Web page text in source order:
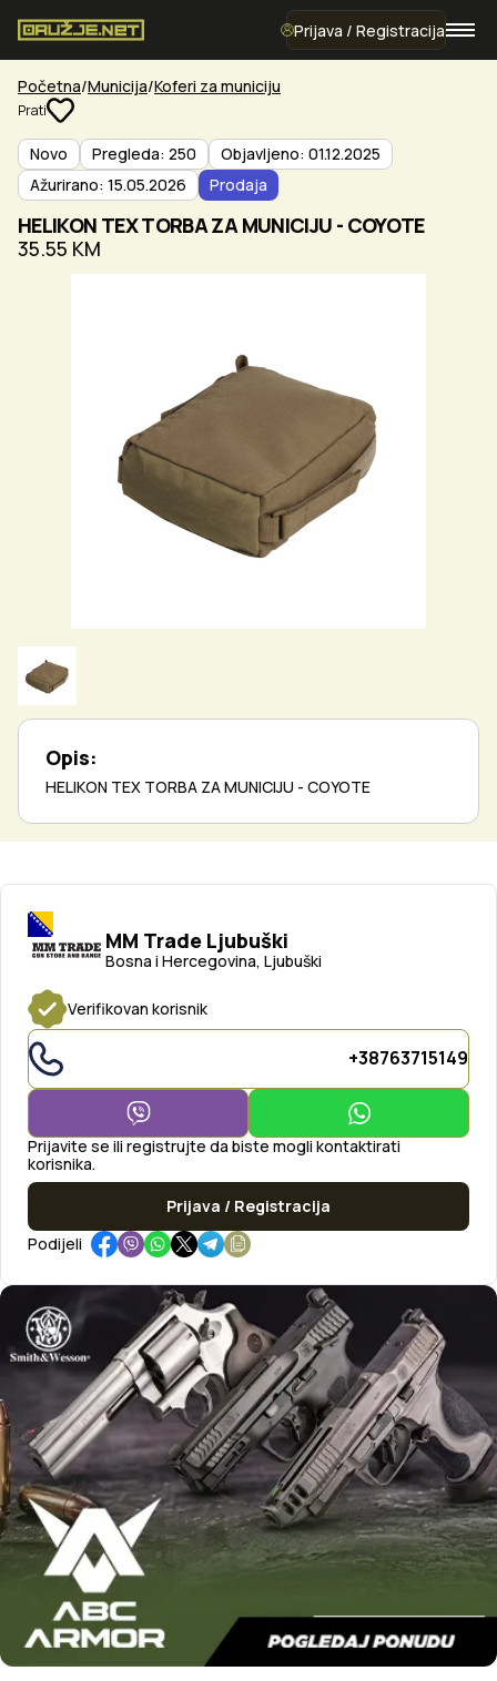
Prijava / Registracija
Početna Municija Koferi za municiju
Prati
Novo Pregleda: 250
Objavljeno: 01.12.2025
Ažurirano: 15.05.2026
Prodaja
HELIKON TEX TORBA ZA MUNICIJU - COYOTE
35.55 KM
Opis:
HELIKON TEX TORBA ZA MUNICIJU - COYOTE
MM Trade Ljubuški
Bosna i Hercegovina, Ljubuški
Verifikovan korisnik
+38763715149
Prijavite se ili registrujte da biste mogli kontaktirati
korisnika.
Prijava / Registracija
Podijeli